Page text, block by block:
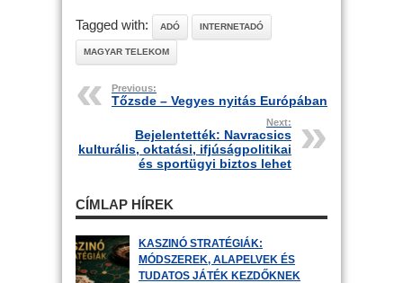
Tagged with: ADÓ INTERNETADÓ
MAGYAR TELEKOM
Previous:
Tőzsde – Vegyes nyitás Európában
Next:
Bejelentették: Navracsics
kulturális, oktatási, ifjúságpolitikai
és sportügyi biztos lehet
CÍMLAP HÍREK
KASZINÓ STRATÉGIÁK:
MÓDSZEREK, ALAPELVEK ÉS
TUDATOS JÁTÉK KEZDŐKNEK